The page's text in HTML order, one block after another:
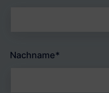
Nachname*